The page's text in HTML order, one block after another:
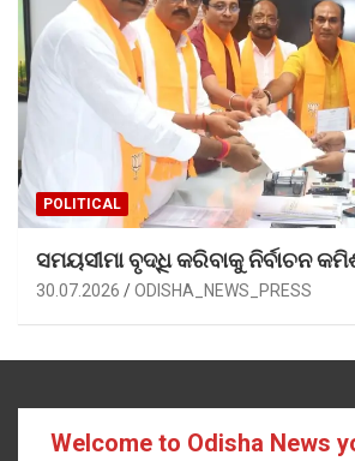
POLITICAL
ସମୟସୀମା ବୃଦ୍ଧି କରିବାକୁ ନିର୍ବାଚନ
30.07.2026 ODISHA_NEWS_PRESS
Welcome to Odisha News